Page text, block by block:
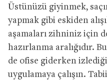
Üstünüzü giyinmek,
yapmak gibi eskiden
aşamaları zihniniz için
hazırlanma aralığıdır.
de ofise giderken
uygulamaya çalışın.